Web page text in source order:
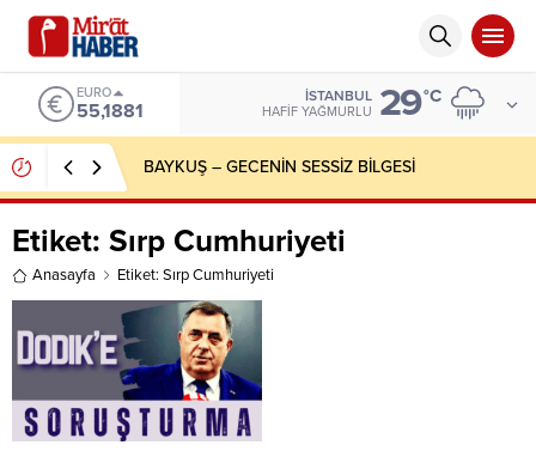
EURO
55,1881
İSTANBUL
HAFIF YAĞMURLU 29°C
BAYKUŞ – GECENİN SESSİZ BİLGESİ
Etiket: Sırp Cumhuriyeti
Anasayfa Etiket: Sırp Cumhuriyeti